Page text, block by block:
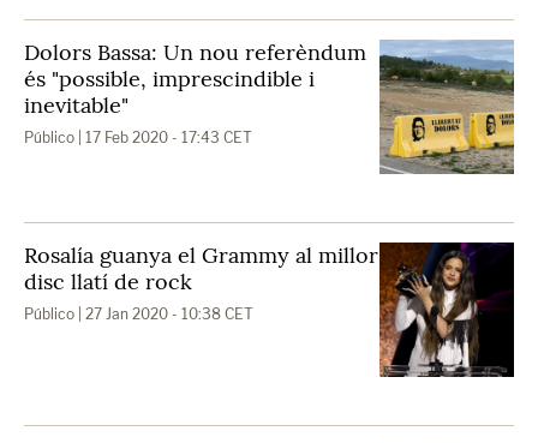
Dolors Bassa: Un nou referèndum
és "possible, imprescindible i
inevitable"
Público | 17 Feb 2020 - 17:43 CET
Rosalía guanya el Grammy al millor
disc llatí de rock
Público | 27 Jan 2020 - 10:38 CET